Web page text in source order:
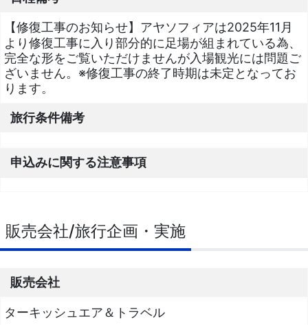
【修復工事のお知らせ】アヤソフィアは2025年11月
より修復工事に入り部分的に足場が組まれている為、
完全な形をご覧いただけませんが入場観光には問題ご
ざいません。※修復工事の終了時期は未定となってお
ります。
旅行条件備考
申込みに関する注意事項
販売会社/旅行企画・実施
販売会社
ターキッシュエア＆トラベル